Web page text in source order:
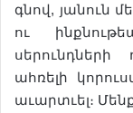
գնով, յանուն
ու
ահռելի
աւարտւել։